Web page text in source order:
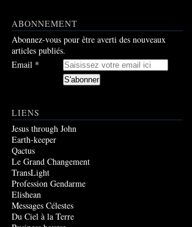
ABONNEMENT
Abonnez-vous pour être averti des nouveaux
articles publiés.
Email
LIENS
Jesus through John
Earth-keeper
Qactus
Le Grand Changement
TransLight
Profession Gendarme
Elishean
Messages Célestes
Du Ciel à la Terre